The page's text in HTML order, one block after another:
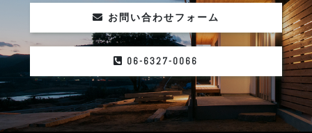
お問い合わせフォーム
06-6327-0066